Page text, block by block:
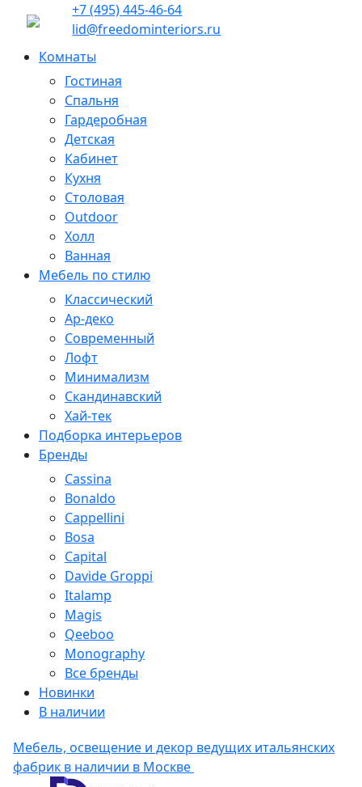
+7 (495) 445-46-64
lid@freedominteriors.ru
Комнаты
Гостиная
Спальня
Гардеробная
Детская
Кабинет
Кухня
Столовая
Outdoor
Холл
Ванная
Мебель по стилю
Классический
Ар-деко
Современный
Лофт
Минимализм
Скандинавский
Хай-тек
Подборка интерьеров
Бренды
Cassina
Bonaldo
Cappellini
Bosa
Capital
Davide Groppi
Italamp
Magis
Qeeboo
Monography
Все бренды
Новинки
В наличии
Мебель, освещение и декор ведущих итальянских
фабрик в наличии в Москве